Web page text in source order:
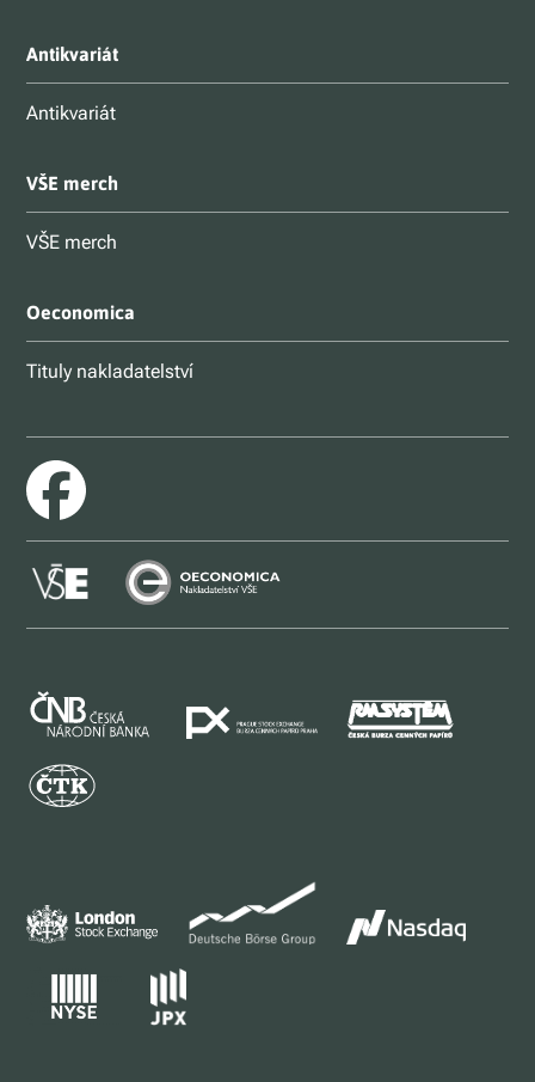
Antikvariát
Antikvariát
VŠE merch
VŠE merch
Oeconomica
Tituly nakladatelství